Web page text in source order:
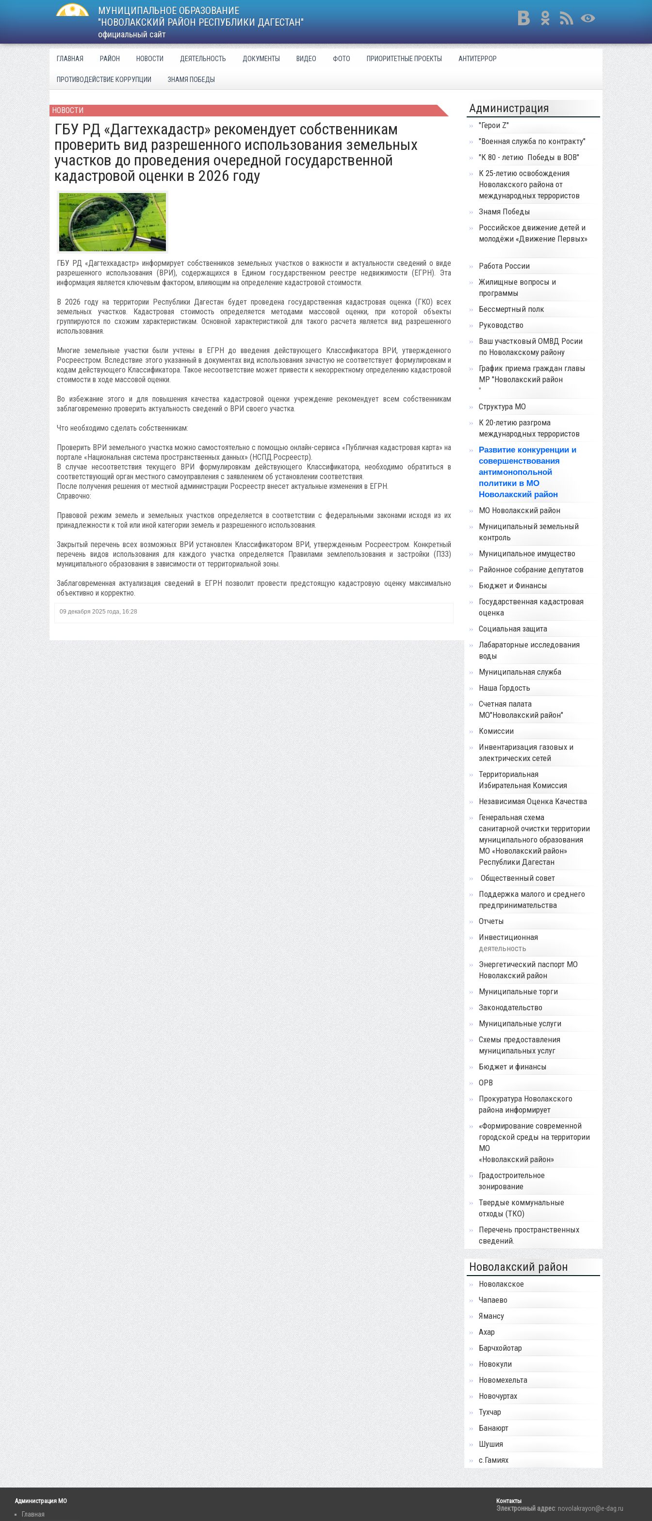
МУНИЦИПАЛЬНОЕ ОБРАЗОВАНИЕ
"НОВОЛАКСКИЙ РАЙОН РЕСПУБЛИКИ ДАГЕСТАН"
официальный сайт
ГЛАВНАЯ РАЙОН НОВОСТИ ДЕЯТЕЛЬНОСТЬ ДОКУМЕНТЫ ВИДЕО ФОТО ПРИОРИТЕТНЫЕ ПРОЕКТЫ АНТИТЕРРОР
ПРОТИВОДЕЙСТВИЕ КОРРУПЦИИ ЗНАМЯ ПОБЕДЫ
НОВОСТИ
ГБУ РД «Дагтехкадастр» рекомендует собственникам
проверить вид разрешенного использования земельных
участков до проведения очередной государственной
кадастровой оценки в 2026 году
ГБУ РД «Дагтехкадастр» информирует собственников земельных участков о важности и актуальности сведений о виде
разрешенного использования (ВРИ), содержащихся в Едином государственном реестре недвижимости (ЕГРН). Эта
информация является ключевым фактором, влияющим на определение кадастровой стоимости.
В 2026 году на территории Республики Дагестан будет проведена государственная кадастровая оценка (ГКО) всех
земельных участков. Кадастровая стоимость определяется методами массовой оценки, при которой объекты
группируются по схожим характеристикам. Основной характеристикой для такого расчета является вид разрешенного
использования.
Многие земельные участки были учтены в ЕГРН до введения действующего Классификатора ВРИ, утвержденного
Росреестром. Вследствие этого указанный в документах вид использования зачастую не соответствует формулировкам и
кодам действующего Классификатора. Такое несоответствие может привести к некорректному определению кадастровой
стоимости в ходе массовой оценки.
Во избежание этого и для повышения качества кадастровой оценки учреждение рекомендует всем собственникам
заблаговременно проверить актуальность сведений о ВРИ своего участка.
Что необходимо сделать собственникам:
Проверить ВРИ земельного участка можно самостоятельно с помощью онлайн-сервиса «Публичная кадастровая карта» на
портале «Национальная система пространственных данных» (НСПД.Росреестр).
В случае несоответствия текущего ВРИ формулировкам действующего Классификатора, необходимо обратиться в
соответствующий орган местного самоуправления с заявлением об установлении соответствия.
После получения решения от местной администрации Росреестр внесет актуальные изменения в ЕГРН.
Справочно:
Правовой режим земель и земельных участков определяется в соответствии с федеральными законами исходя из их
принадлежности к той или иной категории земель и разрешенного использования.
Закрытый перечень всех возможных ВРИ установлен Классификатором ВРИ, утвержденным Росреестром. Конкретный
перечень видов использования для каждого участка определяется Правилами землепользования и застройки (ПЗЗ)
муниципального образования в зависимости от территориальной зоны.
Заблаговременная актуализация сведений в ЕГРН позволит провести предстоящую кадастровую оценку максимально
объективно и корректно.
09 декабря 2025 года, 16:28
Администрация
"Герои Z"
"Военная служба по контракту"
"К 80 - летию Победы в ВОВ"
К 25-летию освобождения
Новолакского района от
международных террористов
Знамя Победы
Российское движение детей и
молодёжи «Движение Первых»
Работа России
Жилищные вопросы и
программы
Бессмертный полк
Руководство
Ваш участковый ОМВД Росии
по Новолакскому району
График приема граждан главы
МР "Новолакский район
"
Структура МО
К 20-летию разгрома
международных террористов
Развитие конкуренции и
совершенствования
антимонопольной
политики в МО
Новолакский район
МО Новолакский район
Муниципальный земельный
контроль
Муниципальное имущество
Районное собрание депутатов
Бюджет и Финансы
Государственная кадастровая
оценка
Социальная защита
Лабараторные исследования
воды
Муниципальная служба
Наша Гордость
Счетная палата
МО"Новолакский район"
Комиссии
Инвентаризация газовых и
электрических сетей
Территориальная
Избирательная Комиссия
Независимая Оценка Качества
Генеральная схема
санитарной очистки территории
муниципального образования
МО «Новолакский район»
Республики Дагестан
Общественный совет
Поддержка малого и среднего
предпринимательства
Отчеты
Инвестиционная
деятельность
Энергетический паспорт МО
Новолакский район
Муниципальные торги
Законодательство
Муниципальные услуги
Схемы предоставления
муниципальных услуг
Бюджет и финансы
ОРВ
Прокуратура Новолакского
района информирует
«Формирование современной
городской среды на территории
МО
«Новолакский район»
Градостроительное
зонирование
Твердые коммунальные
отходы (ТКО)
Перечень пространственных
сведений.
Новолакский район
Новолакское
Чапаево
Ямансу
Ахар
Барчхойотар
Новокули
Новомехельта
Новочуртах
Тухчар
Банаюрт
Шушия
с.Гамиях
Администрация МО
Главная
Контакты
Электронный адрес: novolakrayon@e-dag.ru